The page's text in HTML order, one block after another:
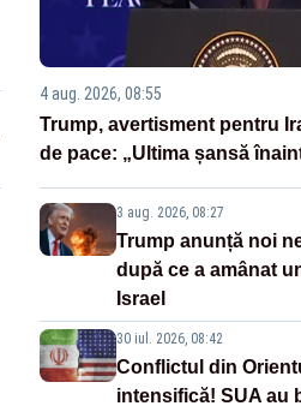
4 aug. 2026, 08:55
Trump, avertisment pentru
de pace: „Ultima șansă
3 aug. 2026, 08:27
Trump anunță noi
după ce a amânat
Israel
30 iul. 2026, 08:42
Conflictul din
intensifică! SUA au